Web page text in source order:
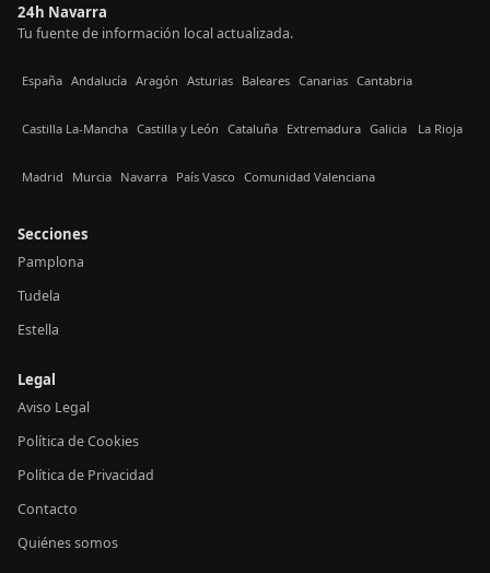
24h Navarra
Tu fuente de información local actualizada.
España Andalucía Aragón Asturias Baleares Canarias Cantabria
Castilla La-Mancha Castilla y León Cataluña Extremadura Galicia La Rioja
Madrid Murcia Navarra País Vasco Comunidad Valenciana
Secciones
Pamplona
Tudela
Estella
Legal
Aviso Legal
Política de Cookies
Política de Privacidad
Contacto
Quiénes somos